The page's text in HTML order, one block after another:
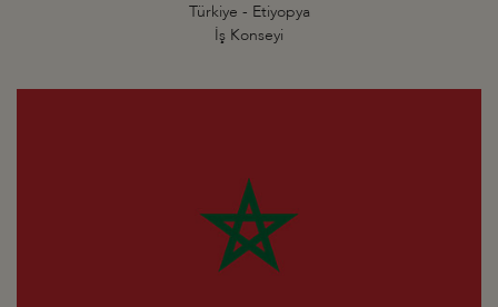
Türkiye - Etiyopya
İş Konseyi